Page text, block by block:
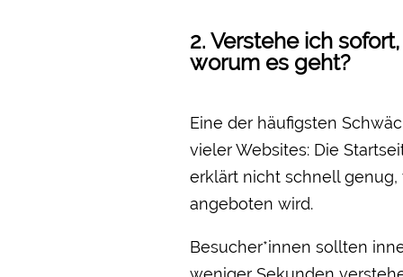
2. Verstehe ich sofort,
worum es geht?
Eine der häufigsten
vieler Websites: Die
erklärt nicht schnell genug,
angeboten wird.
Besucher*innen sollten